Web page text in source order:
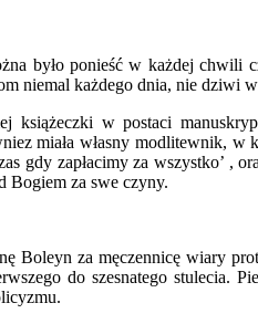
było ponieść w każdej
niemal każdego dnia, nie dziwi
w postaci
własny modlitewnik, w
gdy zapłacimy za wszystko’ ,
Bogiem za swe czyny.
Boleyn za męczennicę wiary
do szesnatego stulecia.